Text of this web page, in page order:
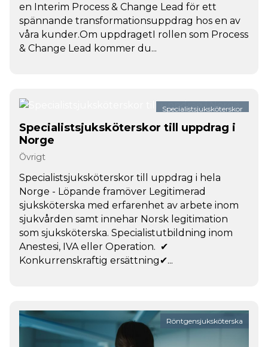
en Interim Process & Change Lead för ett
spännande transformationsuppdrag hos en av
våra kunder.Om uppdragetI rollen som Process
& Change Lead kommer du...
Specialistsjuksköterskor
Specialistsjuksköterskor till uppdrag i
Norge
Övrigt
Specialistsjuksköterskor till uppdrag i hela
Norge - Löpande framöver Legitimerad
sjuksköterska med erfarenhet av arbete inom
sjukvården samt innehar Norsk legitimation
som sjuksköterska. Specialistutbildning inom
Anestesi, IVA eller Operation. ✔
Konkurrenskraftig ersättning✔...
Röntgensjuksköterska